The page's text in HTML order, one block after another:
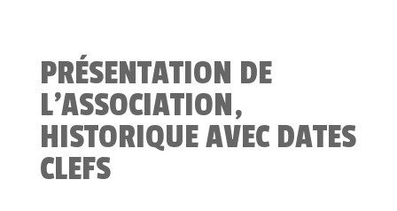
PRÉSENTATION DE
L’ASSOCIATION,
HISTORIQUE AVEC DATES
CLEFS